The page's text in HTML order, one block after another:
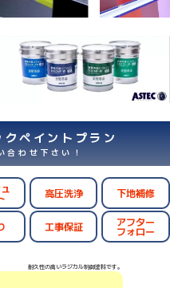
ペイントプラン
合わせ下さい！
高圧洗浄 下地補修
工事保証 アフター
フォロー
耐久性の高いラジカル制御塗料です。